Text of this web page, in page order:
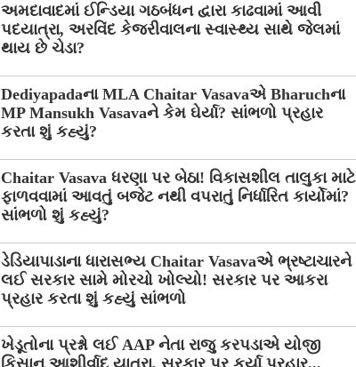
અમદાવાદમાં ઈન્ડિયા ગઠબંધન દ્વારા કાઢવામાં આવી
પદયાત્રા, અરવિંદ કેજરીવાલના સ્વાસ્થ્ય સાથે જેલમાં
થાય છે ચેડા?
Dediyapadaના MLA Chaitar Vasavaએ Bharuchના
MP Mansukh Vasavaને કેમ ઘેર્યા? સાંભળો પ્રહાર
કરતા શું કહ્યું?
Chaitar Vasava ધરણા પર બેઠા! વિકાસશીલ તાલુકા માટે
ફાળવવામાં આવતું બજેટ નથી વપરાતું નિર્ધારિત કાર્યોમાં?
સાંભળો શું કહ્યું?
ડેડિયાપાડાના ધારાસભ્ય Chaitar Vasavaએ ભ્રષ્ટાચારને
લઈ સરકાર સામે મોરચો ખોલ્યો! સરકાર પર આકરા
પ્રહાર કરતા શું કહ્યું સાંભળો
ખેડૂતોના પ્રશ્નો લઈ AAP નેતા રાજુ કરપડાએ યોજી
કિસાન આશીર્વાદ યાત્રા, સરકાર પર કર્યા પ્રહાર...